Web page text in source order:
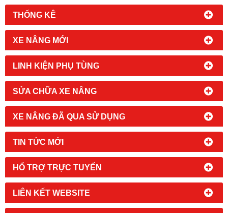
THỐNG KÊ
XE NÂNG MỚI
LINH KIỆN PHỤ TÙNG
SỬA CHỮA XE NÂNG
XE NÂNG ĐÃ QUA SỬ DỤNG
TIN TỨC MỚI
HỔ TRỢ TRỰC TUYẾN
LIÊN KẾT WEBSITE